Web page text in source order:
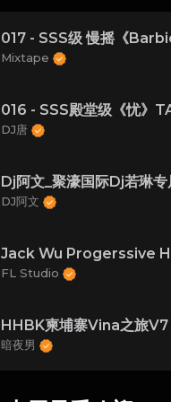
Mixtape
DJ唐
DJ阿文
FL Studio
暗夜男